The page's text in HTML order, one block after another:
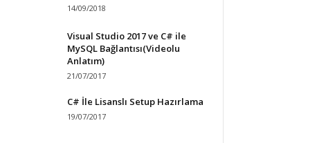
14/09/2018
Visual Studio 2017 ve C# ile
MySQL Bağlantısı(Videolu
Anlatım)
21/07/2017
C# İle Lisanslı Setup Hazırlama
19/07/2017